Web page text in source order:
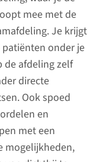
mee met de
Je krijgt
onder je
de afdeling zelf
directe
Ook spoed
en
met een
mogelijkheden,
Pantein
in